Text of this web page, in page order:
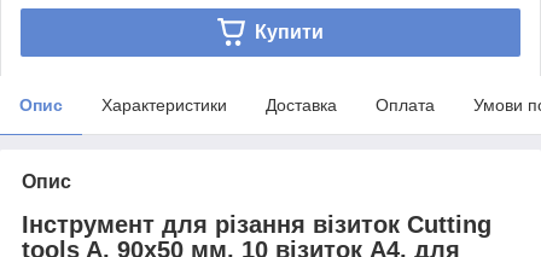
Купити
Опис Характеристики Доставка Оплата Умови
Опис
Інструмент для різання візиток Cutting
tools A, 90х50 мм, 10 візиток А4, для